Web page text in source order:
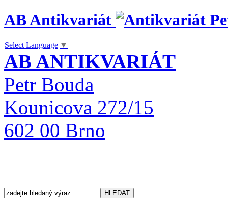
AB Antikvariát
Select Language ▼
AB ANTIKVARIÁT
Petr Bouda
Kounicova 272/15
602 00 Brno